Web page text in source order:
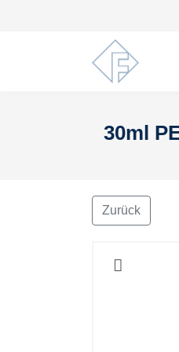
30ml
Zurück